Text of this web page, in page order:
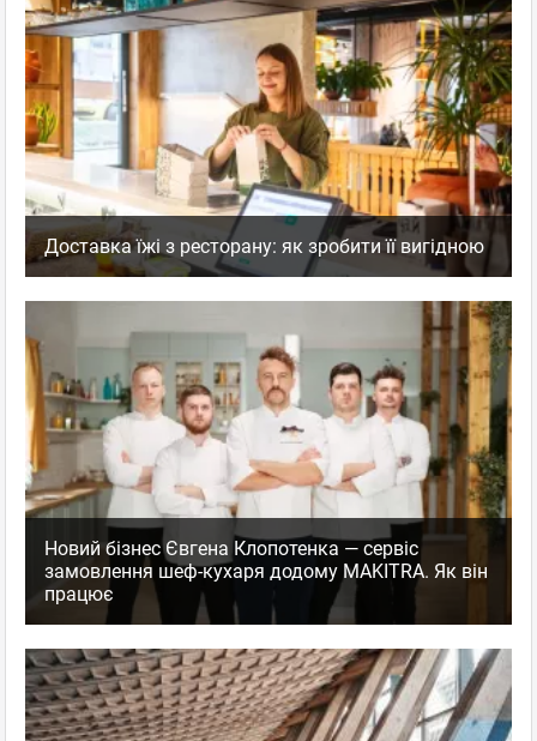
Доставка їжі з ресторану: як зробити її вигідною
Новий бізнес Євгена Клопотенка — сервіс
замовлення шеф-кухаря додому MAKITRA. Як він
працює